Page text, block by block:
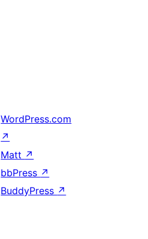
WordPress.com
↗
Matt ↗
bbPress ↗
BuddyPress ↗